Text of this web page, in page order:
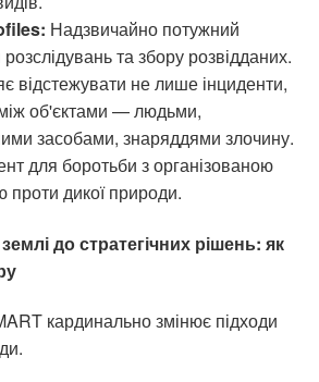
Надзвичайно потужний
та збору розвідданих.
відстежувати не лише інциденти,
об'єктами — людьми,
засобами, знаряддями злочину.
для боротьби з організованою
проти дикої природи.
до стратегічних рішень: як
кардинально змінює підходи